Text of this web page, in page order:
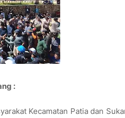
:
Kecamatan Patia dan